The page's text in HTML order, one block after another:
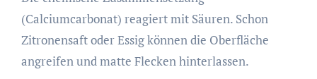
(Calciumcarbonat) reagiert mit Säuren. Schon
Zitronensaft oder Essig können die Oberfläche
angreifen und matte Flecken hinterlassen.